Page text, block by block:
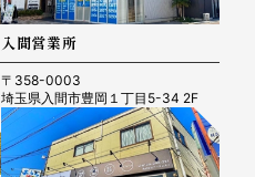
入間営業所
〒358-0003
埼玉県入間市豊岡１丁目5-34 2F